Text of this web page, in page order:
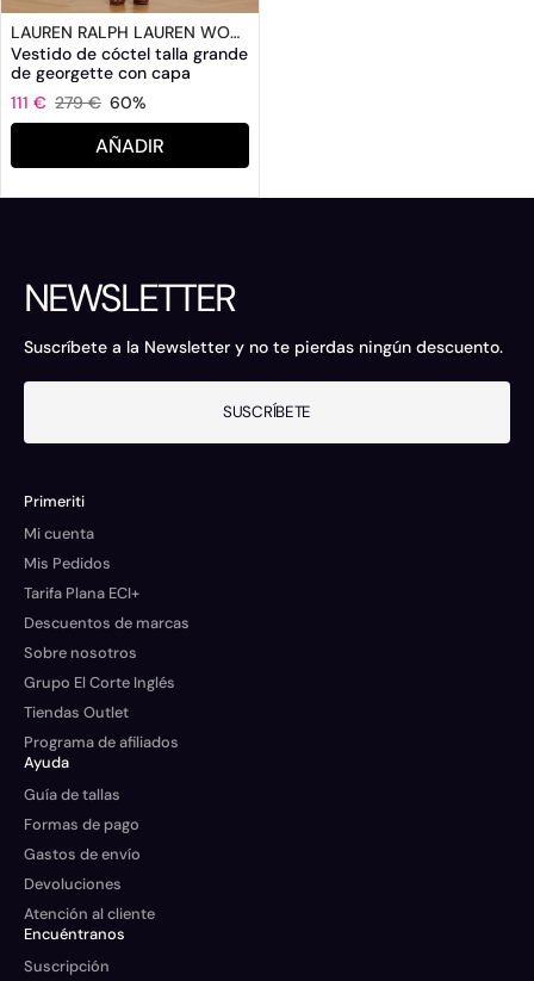
LAUREN RALPH LAUREN WOMAN
Vestido de cóctel talla grande
de georgette con capa
111 € 279 € 60%
AÑADIR
NEWSLETTER
Suscríbete a la Newsletter y no te pierdas ningún descuento.
SUSCRÍBETE
Primeriti
Mi cuenta
Mis Pedidos
Tarifa Plana ECI+
Descuentos de marcas
Sobre nosotros
Grupo El Corte Inglés
Tiendas Outlet
Programa de afiliados
Ayuda
Guía de tallas
Formas de pago
Gastos de envío
Devoluciones
Atención al cliente
Encuéntranos
Suscripción